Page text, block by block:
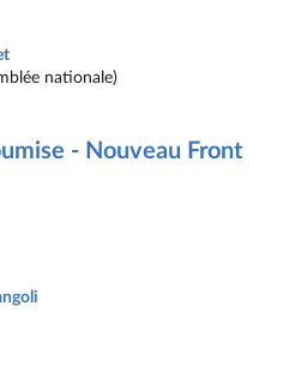
nationale)
- Nouveau Front